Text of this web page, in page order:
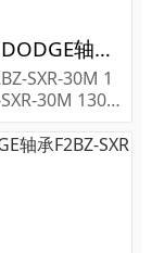
F2BZ-SXR-30M 130833轴承参数,DODGE轴承F2BZ-SXR-30M 130833重量
SXR-30M 1
30M 1308